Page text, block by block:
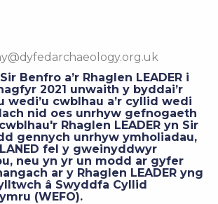
Benfro a’r Rhaglen LEADER i
2021 unwaith y byddai’r
wedi’u cwblhau a’r cyllid wedi
nid oes unrhyw gefnogaeth
Rhaglen LEADER yn Sir
gennych unrhyw ymholiadau,
fel y gweinyddwyr
neu yn yr un modd ar gyfer
ar y Rhaglen LEADER yng
â Swyddfa Cyllid
(WEFO).